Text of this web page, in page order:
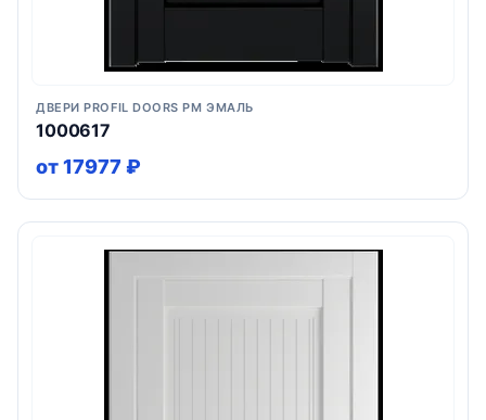
ДВЕРИ PROFIL DOORS PM ЭМАЛЬ
1000617
от 17977 ₽